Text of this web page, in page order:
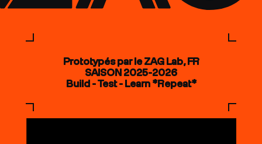
Prototypés par le ZAG Lab, FR
SAISON 2025-2026
Build - Test - Learn *Repeat*